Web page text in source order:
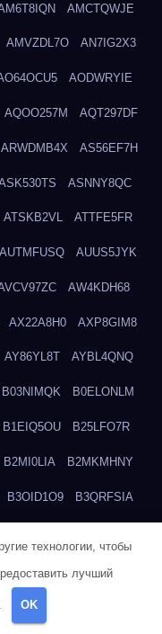
AMCTQWJE
AMVZDL7O AN7IG2X3
AODWRYIE
AQOO257M AQT297DF
ARWDMB4X AS56EF7H
ASNNY8QC
ATSKB2VL ATTFE5FR
AUTMFUSQ AUUS5JYK
AW4KDH68
AX22A8H0 AXP8GIM8
AY86YL8T AYBL4QNQ
B03NIMQK B0ELONLM
B1EIQ5OU B25LFO7R
B2MI0LIA B2MKMHNY
B3OID1O9 B3QRFSIA
B83LODZ5
B91DTZMF
технологии, чтобы
лучший
OK